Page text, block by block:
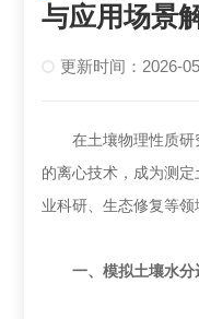
与应用场景
更新时间：2026-
在土壤物理性质研
的离心技术，成为测
业科研、生态修复等领
一、模拟土壤水分